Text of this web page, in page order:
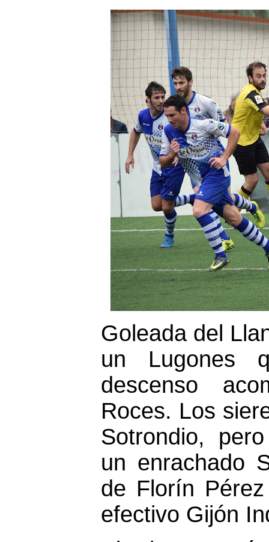
Goleada del
un Lugones
descenso
Roces. Los
Sotrondio,
un enrachado
de Florín
efectivo Gijón